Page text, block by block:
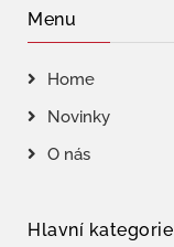
Menu
Home
Novinky
O nás
Hlavní kategorie